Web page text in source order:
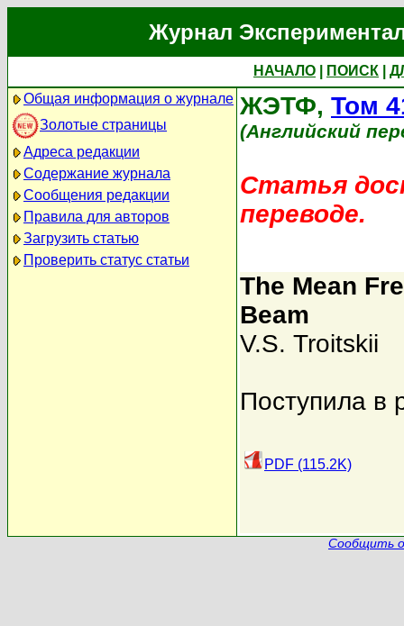
Журнал
НАЧАЛО ПОИСК
Общая информация о журнале
Золотые страницы
Адреса редакции
Содержание журнала
Сообщения редакции
Правила для авторов
Загрузить статью
Проверить статус статьи
ЖЭТФ, Том
(Английский
Статья
переводе.
The Mean
Beam
V.S. Troitskii
Поступила в
PDF (115.2K)
Сообщить о